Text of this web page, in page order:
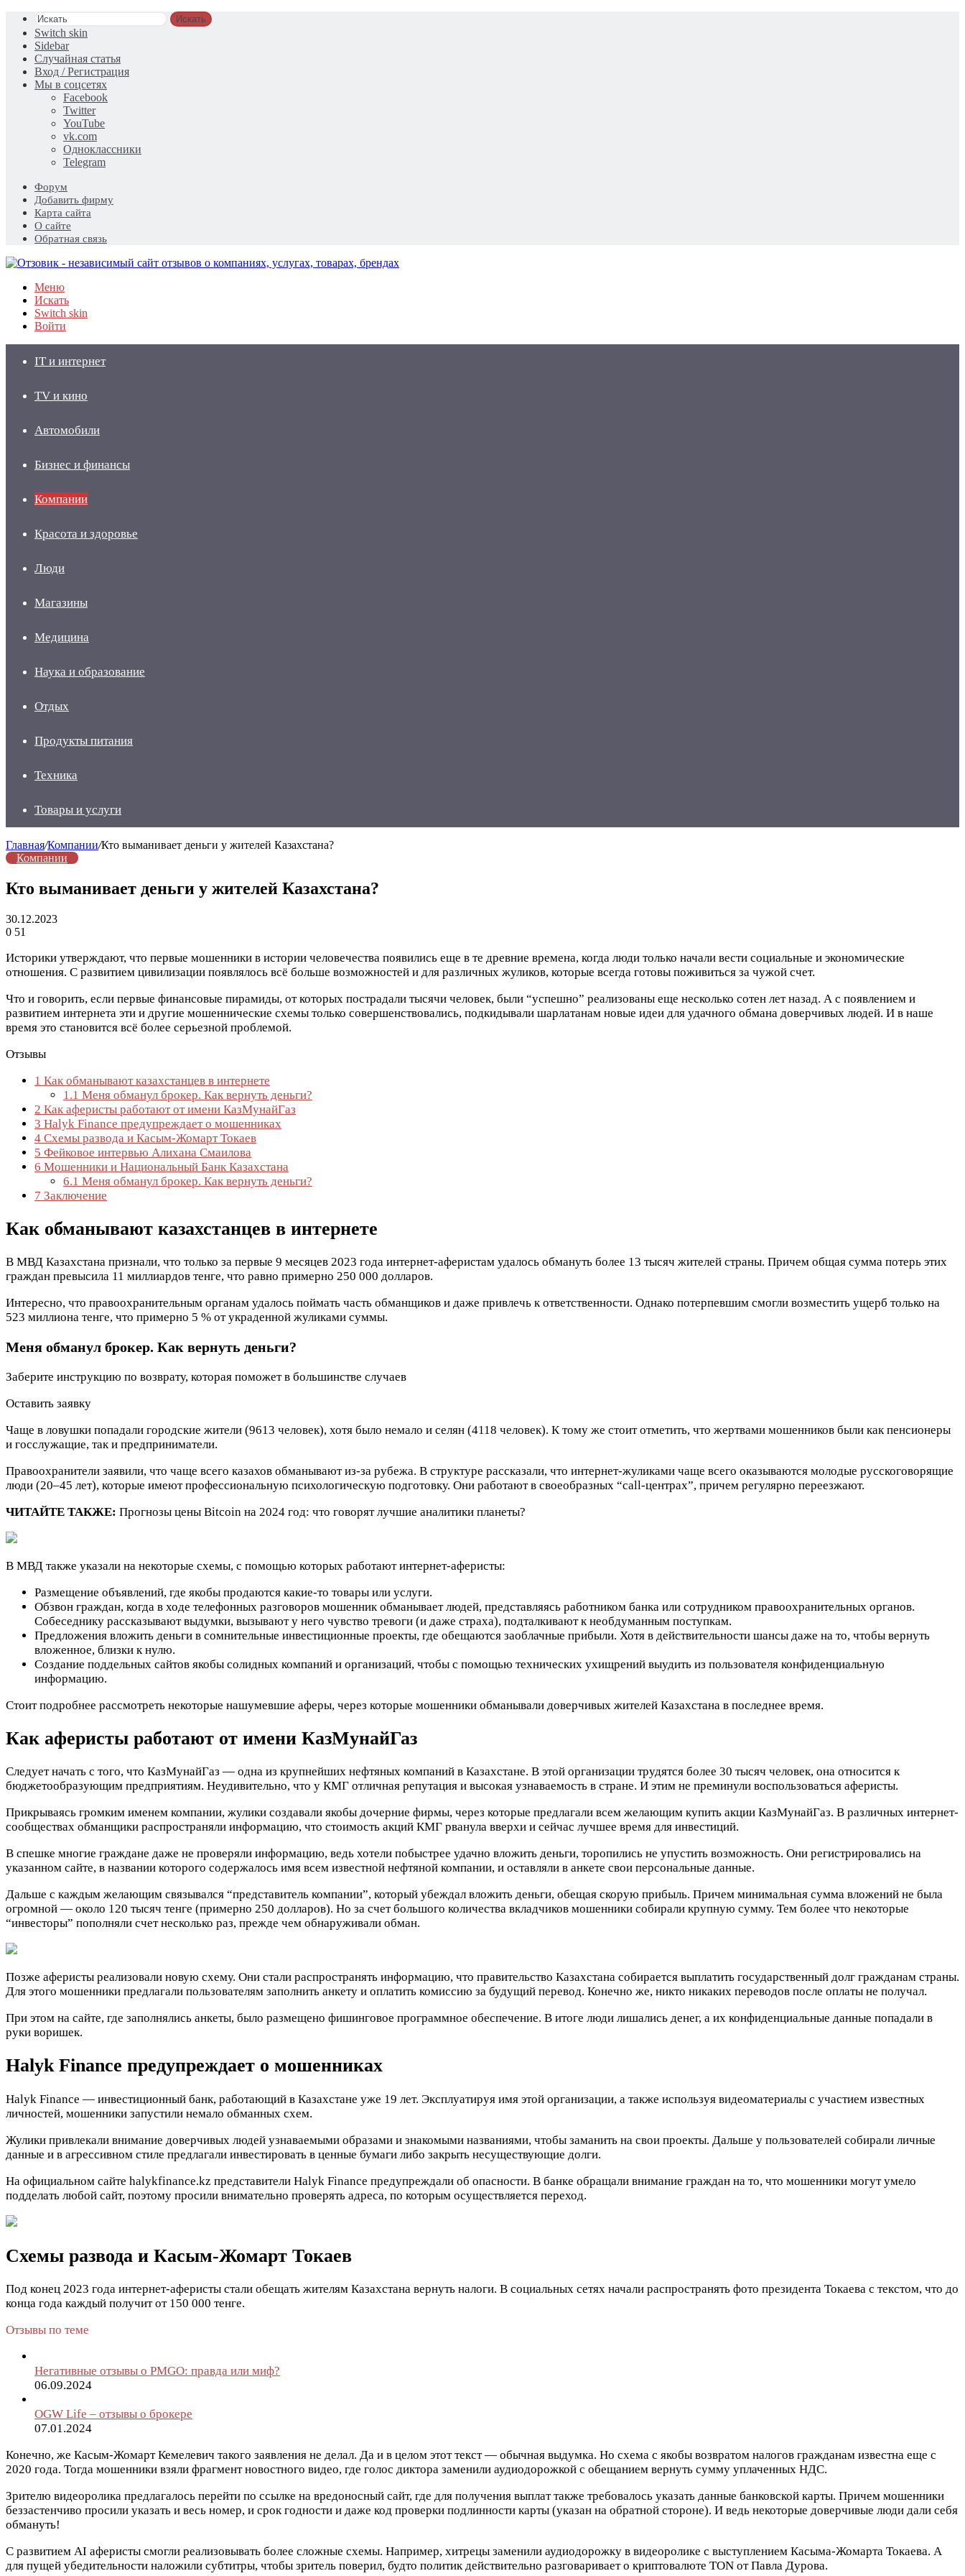
Искать
Switch skin
Sidebar
Случайная статья
Вход / Регистрация
Мы в соцсетях
Facebook
Twitter
YouTube
vk.com
Одноклассники
Telegram
Форум
Добавить фирму
Карта сайта
О сайте
Обратная связь
Меню
Искать
Switch skin
Войти
IT и интернет
TV и кино
Автомобили
Бизнес и финансы
Компании
Красота и здоровье
Люди
Магазины
Медицина
Наука и образование
Отдых
Продукты питания
Техника
Товары и услуги
Главная/Компании/Кто выманивает деньги у жителей Казахстана?
Компании
Кто выманивает деньги у жителей Казахстана?
30.12.2023
0 51
Историки утверждают, что первые мошенники в истории человечества появились еще в те древние времена, когда люди только начали вести социальные и экономические
отношения. С развитием цивилизации появлялось всё больше возможностей и для различных жуликов, которые всегда готовы поживиться за чужой счет.
Что и говорить, если первые финансовые пирамиды, от которых пострадали тысячи человек, были “успешно” реализованы еще несколько сотен лет назад. А с появлением и
развитием интернета эти и другие мошеннические схемы только совершенствовались, подкидывали шарлатанам новые идеи для удачного обмана доверчивых людей. И в наше
время это становится всё более серьезной проблемой.
Отзывы
1 Как обманывают казахстанцев в интернете
1.1 Меня обманул брокер. Как вернуть деньги?
2 Как аферисты работают от имени КазМунайГаз
3 Halyk Finance предупреждает о мошенниках
4 Схемы развода и Касым-Жомарт Токаев
5 Фейковое интервью Алихана Смаилова
6 Мошенники и Национальный Банк Казахстана
6.1 Меня обманул брокер. Как вернуть деньги?
7 Заключение
Как обманывают казахстанцев в интернете
В МВД Казахстана признали, что только за первые 9 месяцев 2023 года интернет-аферистам удалось обмануть более 13 тысяч жителей страны. Причем общая сумма потерь этих
граждан превысила 11 миллиардов тенге, что равно примерно 250 000 долларов.
Интересно, что правоохранительным органам удалось поймать часть обманщиков и даже привлечь к ответственности. Однако потерпевшим смогли возместить ущерб только на
523 миллиона тенге, что примерно 5 % от украденной жуликами суммы.
Меня обманул брокер. Как вернуть деньги?
Заберите инструкцию по возврату, которая поможет в большинстве случаев
Оставить заявку
Чаще в ловушки попадали городские жители (9613 человек), хотя было немало и селян (4118 человек). К тому же стоит отметить, что жертвами мошенников были как пенсионеры
и госслужащие, так и предприниматели.
Правоохранители заявили, что чаще всего казахов обманывают из-за рубежа. В структуре рассказали, что интернет-жуликами чаще всего оказываются молодые русскоговорящие
люди (20–45 лет), которые имеют профессиональную психологическую подготовку. Они работают в своеобразных “call-центрах”, причем регулярно переезжают.
ЧИТАЙТЕ ТАКЖЕ: Прогнозы цены Bitcoin на 2024 год: что говорят лучшие аналитики планеты?
В МВД также указали на некоторые схемы, с помощью которых работают интернет-аферисты:
Размещение объявлений, где якобы продаются какие-то товары или услуги.
Обзвон граждан, когда в ходе телефонных разговоров мошенник обманывает людей, представляясь работником банка или сотрудником правоохранительных органов.
Собеседнику рассказывают выдумки, вызывают у него чувство тревоги (и даже страха), подталкивают к необдуманным поступкам.
Предложения вложить деньги в сомнительные инвестиционные проекты, где обещаются заоблачные прибыли. Хотя в действительности шансы даже на то, чтобы вернуть
вложенное, близки к нулю.
Создание поддельных сайтов якобы солидных компаний и организаций, чтобы с помощью технических ухищрений выудить из пользователя конфиденциальную
информацию.
Стоит подробнее рассмотреть некоторые нашумевшие аферы, через которые мошенники обманывали доверчивых жителей Казахстана в последнее время.
Как аферисты работают от имени КазМунайГаз
Следует начать с того, что КазМунайГаз — одна из крупнейших нефтяных компаний в Казахстане. В этой организации трудятся более 30 тысяч человек, она относится к
бюджетообразующим предприятиям. Неудивительно, что у КМГ отличная репутация и высокая узнаваемость в стране. И этим не преминули воспользоваться аферисты.
Прикрываясь громким именем компании, жулики создавали якобы дочерние фирмы, через которые предлагали всем желающим купить акции КазМунайГаз. В различных интернет-
сообществах обманщики распространяли информацию, что стоимость акций КМГ рванула вверхи и сейчас лучшее время для инвестиций.
В спешке многие граждане даже не проверяли информацию, ведь хотели побыстрее удачно вложить деньги, торопились не упустить возможность. Они регистрировались на
указанном сайте, в названии которого содержалось имя всем известной нефтяной компании, и оставляли в анкете свои персональные данные.
Дальше с каждым желающим связывался “представитель компании”, который убеждал вложить деньги, обещая скорую прибыль. Причем минимальная сумма вложений не была
огромной — около 120 тысяч тенге (примерно 250 долларов). Но за счет большого количества вкладчиков мошенники собирали крупную сумму. Тем более что некоторые
“инвесторы” пополняли счет несколько раз, прежде чем обнаруживали обман.
Позже аферисты реализовали новую схему. Они стали распространять информацию, что правительство Казахстана собирается выплатить государственный долг гражданам страны.
Для этого мошенники предлагали пользователям заполнить анкету и оплатить комиссию за будущий перевод. Конечно же, никто никаких переводов после оплаты не получал.
При этом на сайте, где заполнялись анкеты, было размещено фишинговое программное обеспечение. В итоге люди лишались денег, а их конфиденциальные данные попадали в
руки воришек.
Halyk Finance предупреждает о мошенниках
Halyk Finance — инвестиционный банк, работающий в Казахстане уже 19 лет. Эксплуатируя имя этой организации, а также используя видеоматериалы с участием известных
личностей, мошенники запустили немало обманных схем.
Жулики привлекали внимание доверчивых людей узнаваемыми образами и знакомыми названиями, чтобы заманить на свои проекты. Дальше у пользователей собирали личные
данные и в агрессивном стиле предлагали инвестировать в ценные бумаги либо закрыть несуществующие долги.
На официальном сайте halykfinance.kz представители Halyk Finance предупреждали об опасности. В банке обращали внимание граждан на то, что мошенники могут умело
подделать любой сайт, поэтому просили внимательно проверять адреса, по которым осуществляется переход.
Схемы развода и Касым-Жомарт Токаев
Под конец 2023 года интернет-аферисты стали обещать жителям Казахстана вернуть налоги. В социальных сетях начали распространять фото президента Токаева с текстом, что до
конца года каждый получит от 150 000 тенге.
Отзывы по теме
Негативные отзывы о PMGO: правда или миф?
06.09.2024
OGW Life – отзывы о брокере
07.01.2024
Конечно, же Касым-Жомарт Кемелевич такого заявления не делал. Да и в целом этот текст — обычная выдумка. Но схема с якобы возвратом налогов гражданам известна еще с
2020 года. Тогда мошенники взяли фрагмент новостного видео, где голос диктора заменили аудиодорожкой с обещанием вернуть сумму уплаченных НДС.
Зрителю видеоролика предлагалось перейти по ссылке на вредоносный сайт, где для получения выплат также требовалось указать данные банковской карты. Причем мошенники
беззастенчиво просили указать и весь номер, и срок годности и даже код проверки подлинности карты (указан на обратной стороне). И ведь некоторые доверчивые люди дали себя
обмануть!
С развитием AI аферисты смогли реализовывать более сложные схемы. Например, хитрецы заменили аудиодорожку в видеоролике с выступлением Касыма-Жомарта Токаева. А
для пущей убедительности наложили субтитры, чтобы зритель поверил, будто политик действительно разговаривает о криптовалюте TON от Павла Дурова.